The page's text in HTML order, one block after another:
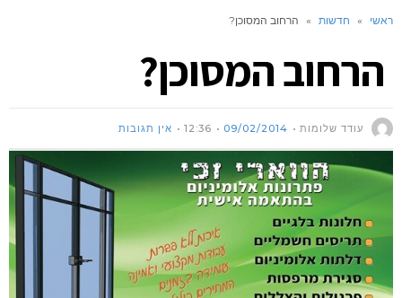
ראשי » חדשות » הרחוב המסוכן?
הרחוב המסוכן?
עודד שלומות 09/02/2014
12:36 אין תגובות